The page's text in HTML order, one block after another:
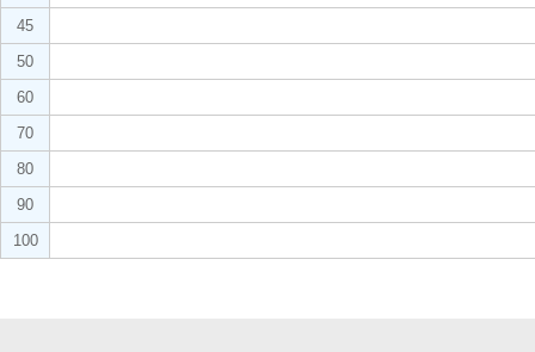
45
50
60
70
80
90
100